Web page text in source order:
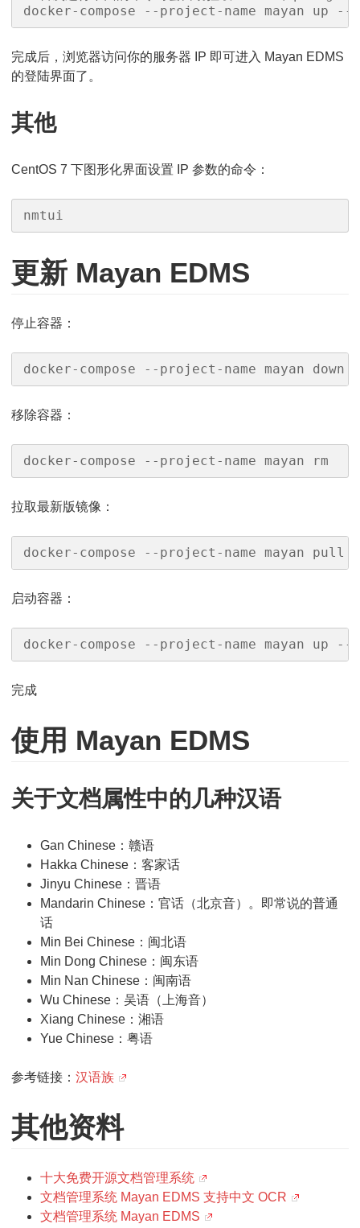
docker-compose --project-name mayan up --
完成后，浏览器访问你的服务器 IP 即可进入 Mayan EDMS
的登陆界面了。
其他
CentOS 7 下图形化界面设置 IP 参数的命令：
nmtui
更新 Mayan EDMS
停止容器：
docker-compose --project-name mayan down
移除容器：
docker-compose --project-name mayan rm
拉取最新版镜像：
docker-compose --project-name mayan pull
启动容器：
docker-compose --project-name mayan up --
完成
使用 Mayan EDMS
关于文档属性中的几种汉语
Gan Chinese：赣语
Hakka Chinese：客家话
Jinyu Chinese：晋语
Mandarin Chinese：官话（北京音）。即常说的普通
话
Min Bei Chinese：闽北语
Min Dong Chinese：闽东语
Min Nan Chinese：闽南语
Wu Chinese：吴语（上海音）
Xiang Chinese：湘语
Yue Chinese：粤语
参考链接： 汉语族
其他资料
十大免费开源文档管理系统
文档管理系统 Mayan EDMS 支持中文 OCR
文档管理系统 Mayan EDMS